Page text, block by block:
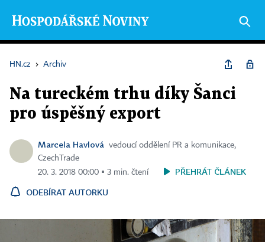
HN.cz › Archiv
Na tureckém trhu díky Šanci
pro úspěšný export
Marcela Havlová
vedoucí oddělení PR a komunikace,
CzechTrade
20. 3. 2018 00:00 ▪ 3 min. čtení
PŘEHRÁT ČLÁNEK
ODEBÍRAT AUTORKU